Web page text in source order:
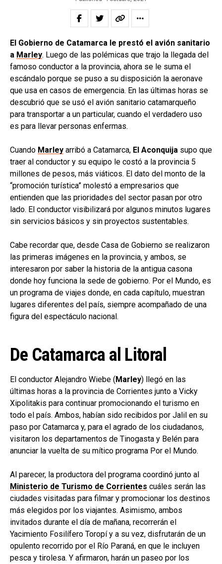
El Gobierno de Catamarca le prestó el avión sanitario
a Marley. Luego de las polémicas que trajo la llegada del
famoso conductor a la provincia, ahora se le suma el
escándalo porque se puso a su disposición la aeronave
que usa en casos de emergencia. En las últimas horas se
descubrió que se usó el avión sanitario catamarqueño
para transportar a un particular, cuando el verdadero uso
es para llevar personas enfermas.
Cuando Marley arribó a Catamarca, El Aconquija supo que
traer al conductor y su equipo le costó a la provincia 5
millones de pesos, más viáticos. El dato del monto de la
“promoción turística” molestó a empresarios que
entienden que las prioridades del sector pasan por otro
lado. El conductor visibilizará por algunos minutos lugares
sin servicios básicos y sin proyectos sustentables.
Cabe recordar que, desde Casa de Gobierno se realizaron
las primeras imágenes en la provincia, y ambos, se
interesaron por saber la historia de la antigua casona
donde hoy funciona la sede de gobierno. Por el Mundo, es
un programa de viajes donde, en cada capítulo, muestran
lugares diferentes del país, siempre acompañado de una
figura del espectáculo nacional.
De Catamarca al Litoral
El conductor Alejandro Wiebe (Marley) llegó en las
últimas horas a la provincia de Corrientes junto a Vicky
Xipolitakis para continuar promocionando el turismo en
todo el país. Ambos, habían sido recibidos por Jalil en su
paso por Catamarca y, para el agrado de los ciudadanos,
visitaron los departamentos de Tinogasta y Belén para
anunciar la vuelta de su mítico programa Por el Mundo.
Al parecer, la productora del programa coordinó junto al
Ministerio de Turismo de Corrientes cuáles serán las
ciudades visitadas para filmar y promocionar los destinos
más elegidos por los viajantes. Asimismo, ambos
invitados durante el día de mañana, recorrerán el
Yacimiento Fosilífero Toropí y a su vez, disfrutarán de un
opulento recorrido por el Río Paraná, en que le incluyen
pesca y tirolesa. Y afirmaron, harán un paseo por los